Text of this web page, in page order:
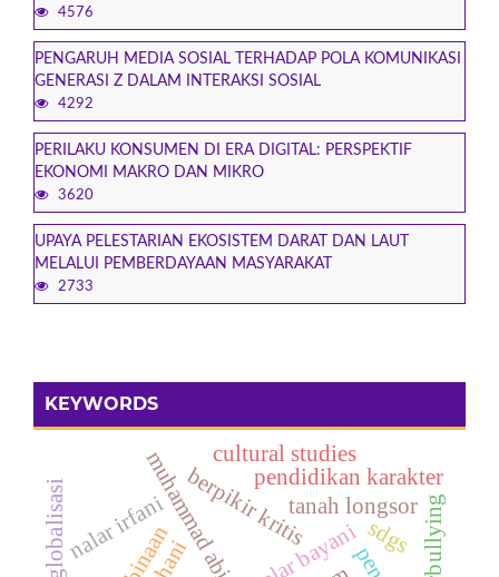
4576
PENGARUH MEDIA SOSIAL TERHADAP POLA KOMUNIKASI
GENERASI Z DALAM INTERAKSI SOSIAL
4292
PERILAKU KONSUMEN DI ERA DIGITAL: PERSPEKTIF
EKONOMI MAKRO DAN MIKRO
3620
UPAYA PELESTARIAN EKOSISTEM DARAT DAN LAUT
MELALUI PEMBERDAYAAN MASYARAKAT
2733
KEYWORDS
nalar bayani
nalar irfani berpikir kritistanah longsor
sdgs
pendidikan karakter
cultural studies
globalisasi